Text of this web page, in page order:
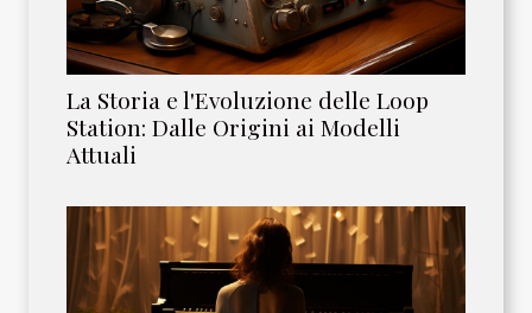
La Storia e l'Evoluzione delle Loop
Station: Dalle Origini ai Modelli
Attuali